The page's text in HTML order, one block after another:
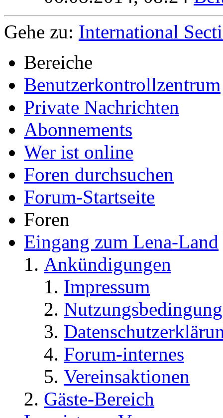
Gehe zu: International
Bereiche
Benutzerkontrollzentrum
Private Nachrichten
Abonnements
Wer ist online
Foren durchsuchen
Forum-Startseite
Foren
Eingang zum Lena-Land
Ankündigungen
Impressum
Forum-internes
Vereinsaktionen
Gäste-Bereich